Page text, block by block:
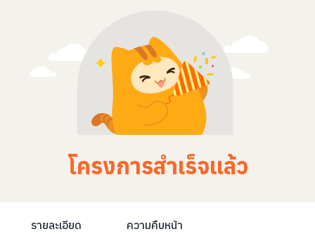
โครงการสำเร็จแล้ว
รายละเอียด ความคืบหน้า